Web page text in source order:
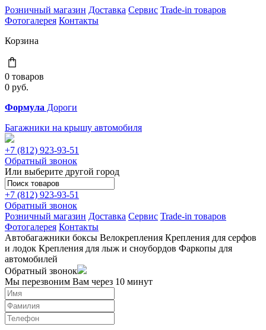
Розничный магазин Доставка Сервис Trade-in товаров
Фотогалерея Контакты
Корзина
0 товаров
0 руб.
Формула Дороги
Багажники на крышу автомобиля
+7 (812) 923-93-51
Обратный звонок
Или выберите другой город
+7 (812) 923-93-51
Обратный звонок
Розничный магазин Доставка Сервис Trade-in товаров
Фотогалерея Контакты
Автобагажники боксы Велокрепления Крепления для серфов
и лодок Крепления для лыж и сноубордов Фаркопы для
автомобилей
Обратный звонок
Мы перезвоним Вам через 10 минут